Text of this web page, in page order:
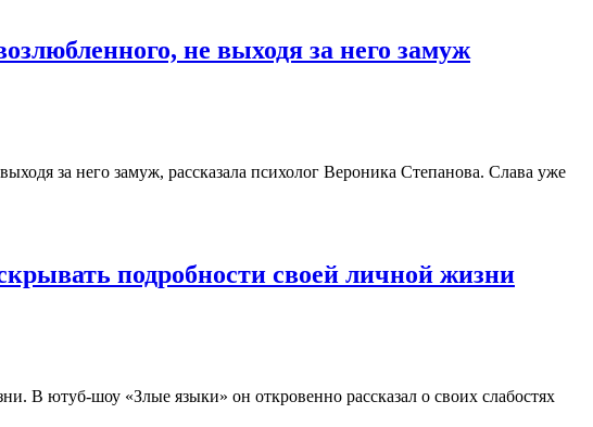
не выходя за него замуж
за него замуж, рассказала психолог Вероника Степанова. Слава уже
подробности своей личной жизни
В ютуб-шоу «Злые языки» он откровенно рассказал о своих слабостях